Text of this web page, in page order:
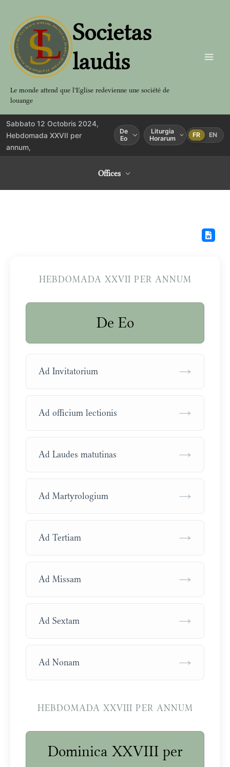
contenu
Societas
laudis
Le monde attend que l'Eglise redevienne une société de
louange
Sabbato 12 Octobris 2024,
Hebdomada XXVII per
annum,
De
Eo
Liturgia
Horarum
FR EN
Offices
HEBDOMADA XXVII PER ANNUM
De Eo
Ad Invitatorium →
Ad officium lectionis →
Ad Laudes matutinas →
Ad Martyrologium →
Ad Tertiam →
Ad Missam →
Ad Sextam →
Ad Nonam →
HEBDOMADA XXVIII PER ANNUM
Dominica XXVIII per